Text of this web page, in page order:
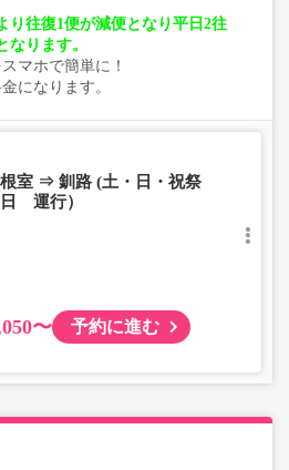
り往復1便が減便となり平日2往
なります。
マホで簡単に！
になります。
根室 ⇒ 釧路 (土・日・祝祭
日 運行）
〜 予約に進む